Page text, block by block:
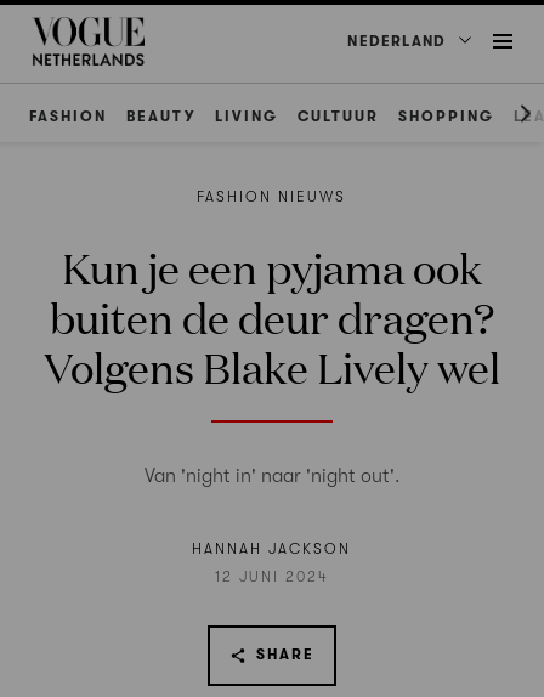
NEDERLAND
FASHION BEAUTY LIVING CULTUUR SHOPPING
FASHION NIEUWS
Kun je een pyjama ook
buiten de deur dragen?
Volgens Blake Lively wel
Van 'night in' naar 'night out'.
HANNAH JACKSON
12 JUNI 2024
SHARE